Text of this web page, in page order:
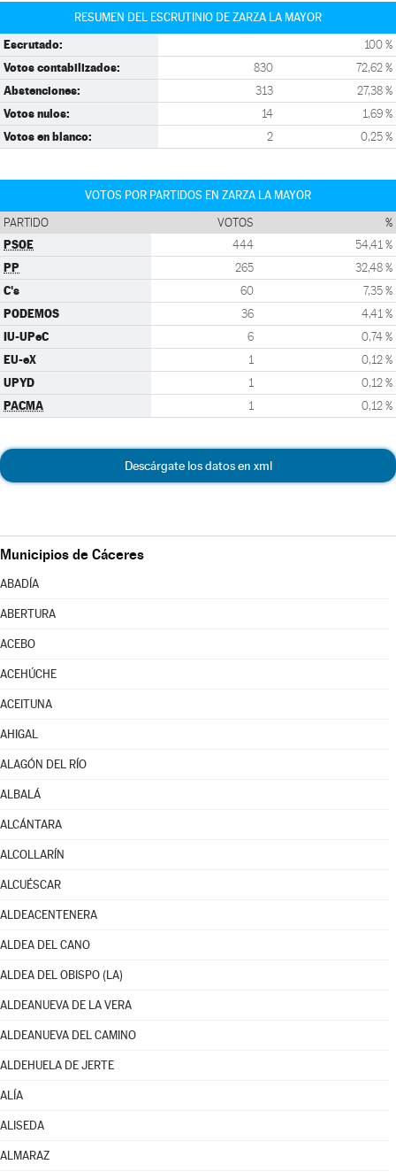
RESUMEN DEL ESCRUTINIO DE ZARZA LA MAYOR
Escrutado: 100 %
Votos contabilizados: 830 72,62 %
Abstenciones: 313 27,38 %
Votos nulos: 14 1,69 %
Votos en blanco: 2 0,25 %
VOTOS POR PARTIDOS EN ZARZA LA MAYOR
PARTIDO VOTOS %
PSOE 444 54,41 %
PP 265 32,48 %
C's 60 7,35 %
PODEMOS 36 4,41 %
IU-UPeC 6 0,74 %
EU-eX 1 0,12 %
UPYD 1 0,12 %
PACMA 1 0,12 %
Descárgate los datos en xml
Municipios de Cáceres
ABADÍA
ABERTURA
ACEBO
ACEHÚCHE
ACEITUNA
AHIGAL
ALAGÓN DEL RÍO
ALBALÁ
ALCÁNTARA
ALCOLLARÍN
ALCUÉSCAR
ALDEACENTENERA
ALDEA DEL CANO
ALDEA DEL OBISPO (LA)
ALDEANUEVA DE LA VERA
ALDEANUEVA DEL CAMINO
ALDEHUELA DE JERTE
ALÍA
ALISEDA
ALMARAZ